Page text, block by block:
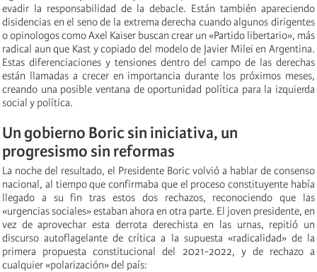
evadir la responsabilidad de la debacle. Están también apareciendo
disidencias en el seno de la extrema derecha cuando algunos dirigentes
o opinologos como Axel Kaiser buscan crear un «Partido libertario», más
radical aun que Kast y copiado del modelo de Javier Milei en Argentina.
Estas diferenciaciones y tensiones dentro del campo de las derechas
están llamadas a crecer en importancia durante los próximos meses,
creando una posible ventana de oportunidad política para la izquierda
social y política.
Un gobierno Boric sin iniciativa, un
progresismo sin reformas
La noche del resultado, el Presidente Boric volvió a hablar de consenso
nacional, al tiempo que confirmaba que el proceso constituyente había
llegado a su fin tras estos dos rechazos, reconociendo que las
«urgencias sociales» estaban ahora en otra parte. El joven presidente, en
vez de aprovechar esta derrota derechista en las urnas, repitió un
discurso autoflagelante de crítica a la supuesta «radicalidad» de la
primera propuesta constitucional del 2021-2022, y de rechazo a
cualquier «polarización» del país: